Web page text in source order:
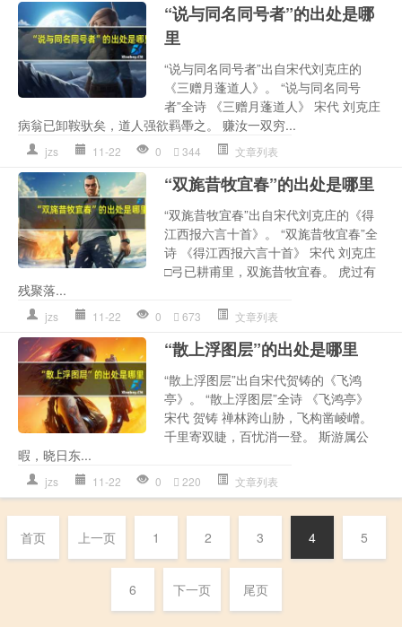
“说与同名同号者”的出处是哪
里
“说与同名同号者”出自宋代刘克庄的
《三赠月蓬道人》。 “说与同名同号
者”全诗 《三赠月蓬道人》 宋代 刘克庄
病翁已卸鞍驮矣，道人强欲羁馽之。 赚汝一双穷...
jzs 11-22 0 344 文章列表
“双旄昔牧宜春”的出处是哪里
“双旄昔牧宜春”出自宋代刘克庄的《得
江西报六言十首》。 “双旄昔牧宜春”全
诗 《得江西报六言十首》 宋代 刘克庄
□弓已耕甫里，双旄昔牧宜春。 虎过有
残聚落...
jzs 11-22 0 673 文章列表
“散上浮图层”的出处是哪里
“散上浮图层”出自宋代贺铸的《飞鸿
亭》。 “散上浮图层”全诗 《飞鸿亭》
宋代 贺铸 禅林跨山胁，飞构凿崚嶒。
千里寄双睫，百忧消一登。 斯游属公
暇，晓日东...
jzs 11-22 0 220 文章列表
首页 上一页 1 2 3 4 5
6 下一页 尾页